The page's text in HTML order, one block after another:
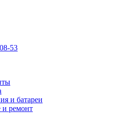
53
и батареи
и ремонт